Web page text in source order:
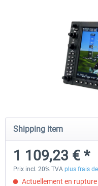
Honeycomb - Sierra TPM
251,08 € *
Shipping item
1 109,23 € *
Prix incl. 20% TVA plus frais
Actuellement en